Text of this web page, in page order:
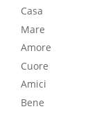
Casa
Mare
Amore
Cuore
Amici
Bene